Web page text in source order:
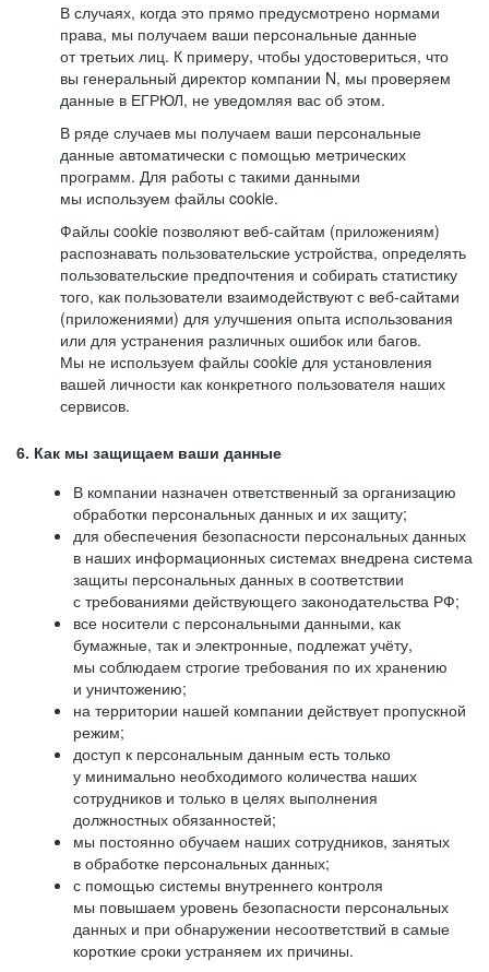
В случаях, когда это прямо предусмотрено нормами
права, мы получаем ваши персональные данные
от третьих лиц. К примеру, чтобы удостовериться, что
вы генеральный директор компании N, мы проверяем
данные в ЕГРЮЛ, не уведомляя вас об этом.
В ряде случаев мы получаем ваши персональные
данные автоматически с помощью метрических
программ. Для работы с такими данными
мы используем файлы cookie.
Файлы cookie позволяют веб-сайтам (приложениям)
распознавать пользовательские устройства, определять
пользовательские предпочтения и собирать статистику
того, как пользователи взаимодействуют с веб-сайтами
(приложениями) для улучшения опыта использования
или для устранения различных ошибок или багов.
Мы не используем файлы cookie для установления
вашей личности как конкретного пользователя наших
сервисов.
6. Как мы защищаем ваши данные
В компании назначен ответственный за организацию
обработки персональных данных и их защиту;
для обеспечения безопасности персональных данных
в наших информационных системах внедрена система
защиты персональных данных в соответствии
с требованиями действующего законодательства РФ;
все носители с персональными данными, как
бумажные, так и электронные, подлежат учёту,
мы соблюдаем строгие требования по их хранению
и уничтожению;
на территории нашей компании действует пропускной
режим;
доступ к персональным данным есть только
у минимально необходимого количества наших
сотрудников и только в целях выполнения
должностных обязанностей;
мы постоянно обучаем наших сотрудников, занятых
в обработке персональных данных;
с помощью системы внутреннего контроля
мы повышаем уровень безопасности персональных
данных и при обнаружении несоответствий в самые
короткие сроки устраняем их причины.